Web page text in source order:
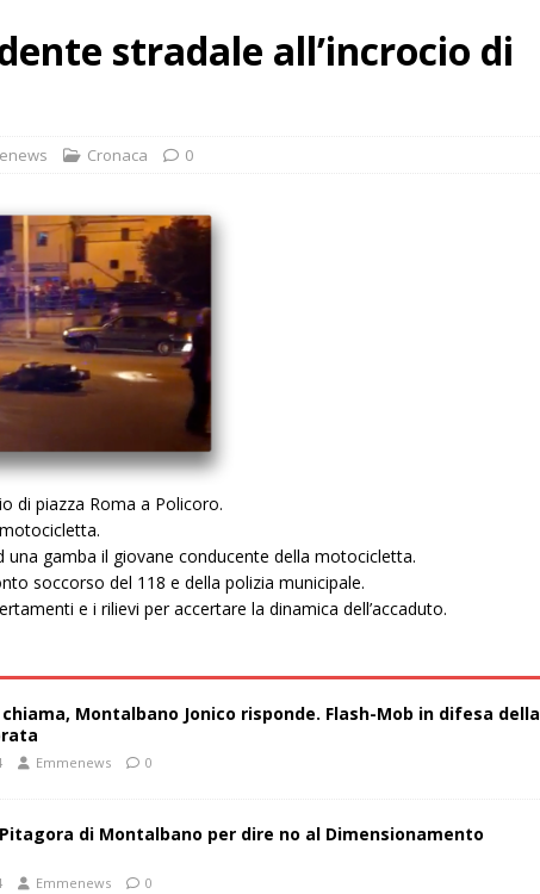
stradale all’incrocio di
Cronaca 0
di piazza Roma a Policoro.
una gamba il giovane conducente della motocicletta.
soccorso del 118 e della polizia municipale.
e i rilievi per accertare la dinamica dell’accaduto.
chiama, Montalbano Jonico risponde. Flash-Mob in difesa della
Emmenews 0
di Montalbano per dire no al Dimensionamento
Emmenews 0